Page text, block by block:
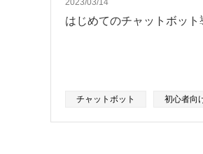
2023/03/14
はじめてのチャットボッ
チャットボット 初心者向